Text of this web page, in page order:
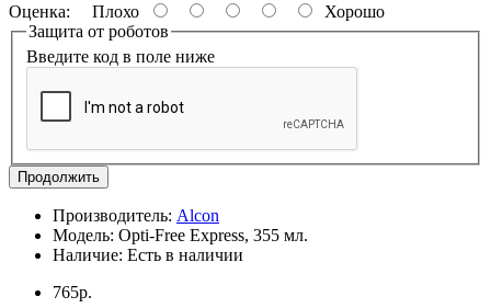
Оценка: Плохо
Хорошо
Защита от роботов
Введите код в поле ниже
Продолжить
Производитель: Alcon
Модель: Opti-Free Express, 355 мл.
Наличие: Есть в наличии
765р.